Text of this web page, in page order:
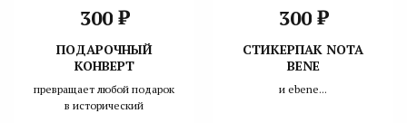
300 ₽
ПОДАРОЧНЫЙ
КОНВЕРТ
превращает любой подарок
в исторический
300 ₽
СТИКЕРПАК NOTA
BENE
и ebene...